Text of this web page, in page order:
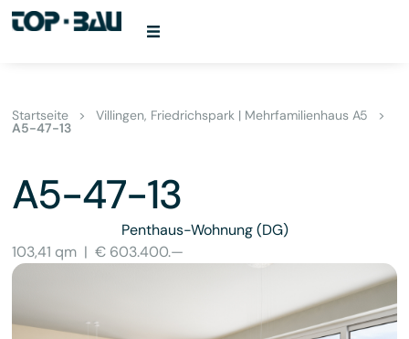
Startseite >Villingen, Friedrichspark | Mehrfamilienhaus A5 >
A5-47-13
A5-47-13
Penthaus-Wohnung(DG)
103,41 qm |€ 603.400.—